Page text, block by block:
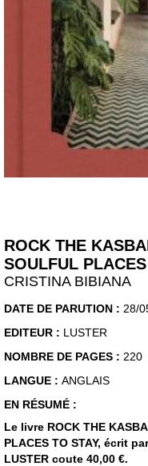
ROCK THE
SOULFUL
CRISTINA BIBIANA
DATE DE PARUTION : 28/
EDITEUR : LUSTER
NOMBRE DE PAGES : 220
LANGUE : ANGLAIS
EN RÉSUMÉ :
Le livre ROCK THE
PLACES TO STAY, écrit
LUSTER coute 40,00 €.